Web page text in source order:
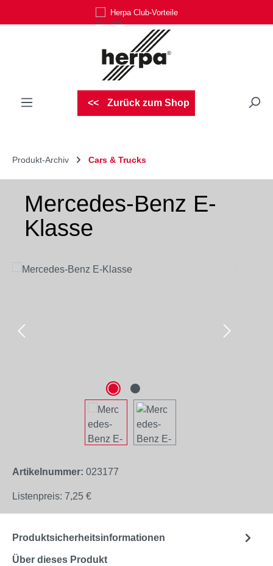
Zum Hauptinhalt springenHerpa Club-Vorteile
Zurück zum Shop
Produkt-Archiv Cars & Trucks
Mercedes-Benz E-
Klasse
Bildergalerie überspringen
Artikelnummer: 023177
Listenpreis: 7,25 €
Über dieses Produkt
Produktsicherheitsinformationen